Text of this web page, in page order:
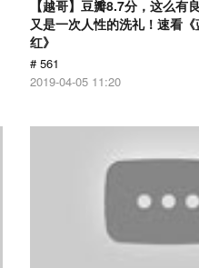
【越哥】豆瓣8.7分，这么有
又是一次人性的洗礼！速看
红》
# 561
2019-04-05 11:20